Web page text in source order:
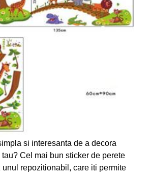
si interesanta de a decora
Cel mai bun sticker de perete
unul repozitionabil, care iti permite